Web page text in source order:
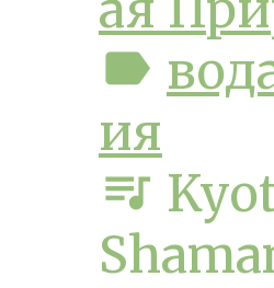
label
ия
queue_music